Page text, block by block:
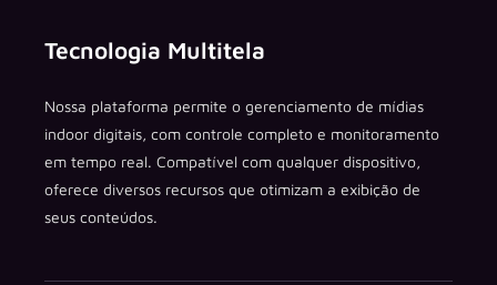
Tecnologia Multitela
Nossa plataforma permite o gerenciamento de mídias
indoor digitais, com controle completo e monitoramento
em tempo real. Compatível com qualquer dispositivo,
oferece diversos recursos que otimizam a exibição de
seus conteúdos.